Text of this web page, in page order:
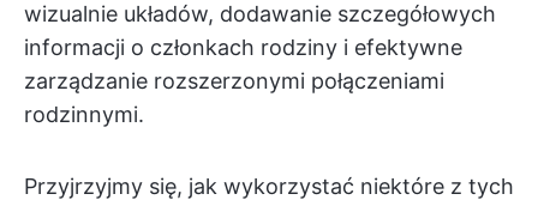
wizualnie układów, dodawanie szczegółowych
informacji o członkach rodziny i efektywne
zarządzanie rozszerzonymi połączeniami
rodzinnymi.
Przyjrzyjmy się, jak wykorzystać niektóre z tych